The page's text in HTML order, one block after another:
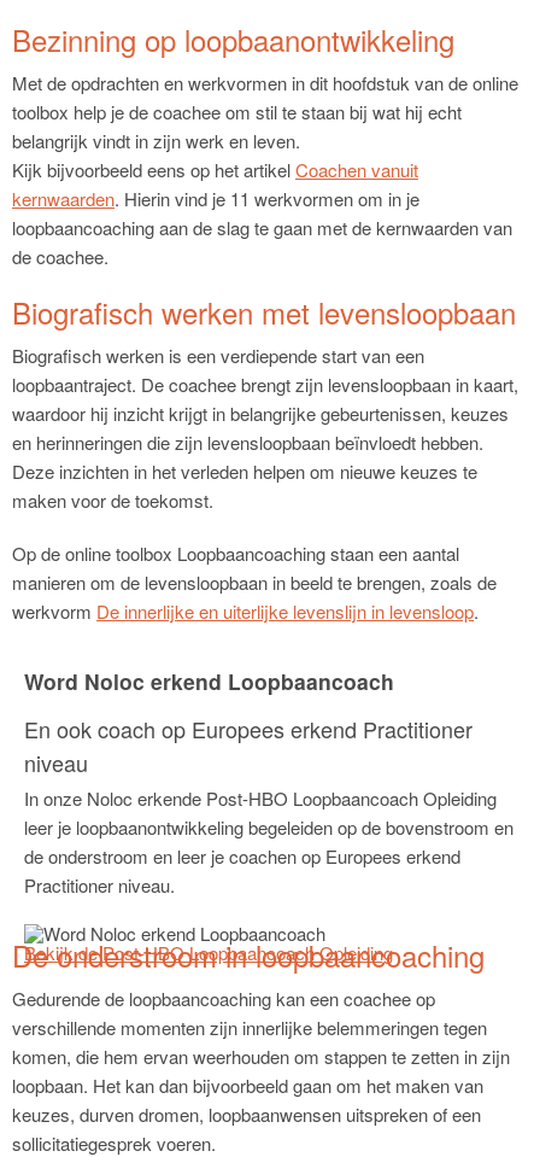
Bezinning op loopbaanontwikkeling
Met de opdrachten en werkvormen in dit hoofdstuk van de online
toolbox help je de coachee om stil te staan bij wat hij echt
belangrijk vindt in zijn werk en leven.
Kijk bijvoorbeeld eens op het artikelCoachen vanuit
kernwaarden. Hierin vind je 11 werkvormen om in je
loopbaancoaching aan de slag te gaan met de kernwaarden van
de coachee.
Biografisch werken met levensloopbaan
Biografisch werken is een verdiepende start van een
loopbaantraject. De coachee brengt zijn levensloopbaan in kaart,
waardoor hij inzicht krijgt in belangrijke gebeurtenissen, keuzes
en herinneringen die zijn levensloopbaan beïnvloedt hebben.
Deze inzichten in het verleden helpen om nieuwe keuzes te
maken voor de toekomst.
Op de online toolbox Loopbaancoaching staan een aantal
manieren om de levensloopbaan in beeld te brengen, zoals de
werkvorm De innerlijke en uiterlijke levenslijn in levensloop.
Word Noloc erkend Loopbaancoach
En ook coach op Europees erkend Practitioner
niveau
In onze Noloc erkende Post-HBO Loopbaancoach Opleiding
leer je loopbaanontwikkeling begeleiden op de bovenstroom en
de onderstroom en leer je coachen op Europees erkend
Practitioner niveau.
Bekijk de Post-HBO Loopbaancoach Opleiding
De onderstroom in loopbaancoaching
Gedurende de loopbaancoaching kan een coachee op
verschillende momenten zijn innerlijke belemmeringen tegen
komen, die hem ervan weerhouden om stappen te zetten in zijn
loopbaan. Het kan dan bijvoorbeeld gaan om het maken van
keuzes, durven dromen, loopbaanwensen uitspreken of een
sollicitatiegesprek voeren.